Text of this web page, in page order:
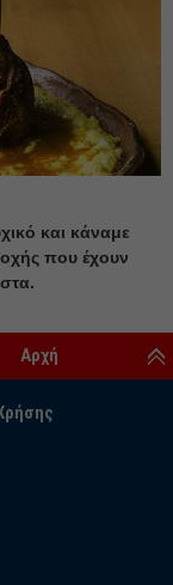
και κάναμε
που έχουν
Αρχή